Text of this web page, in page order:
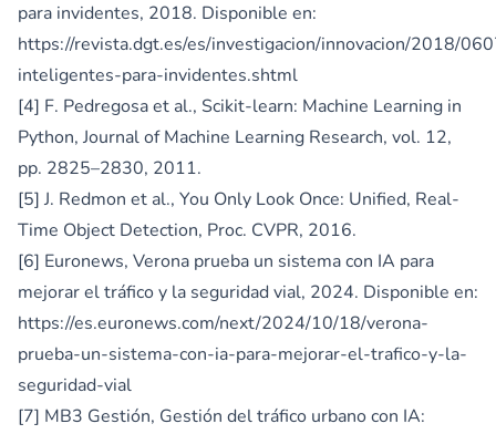
para invidentes, 2018. Disponible en:
https://revista.dgt.es/es/investigacion/innovacion/2018/
inteligentes-para-invidentes.shtml
[4] F. Pedregosa et al., Scikit-learn: Machine Learning in
Python, Journal of Machine Learning Research, vol. 12,
pp. 2825–2830, 2011.
[5] J. Redmon et al., You Only Look Once: Unified, Real-
Time Object Detection, Proc. CVPR, 2016.
[6] Euronews, Verona prueba un sistema con IA para
mejorar el tráfico y la seguridad vial, 2024. Disponible en:
https://es.euronews.com/next/2024/10/18/verona-
prueba-un-sistema-con-ia-para-mejorar-el-trafico-y-la-
seguridad-vial
[7] MB3 Gestión, Gestión del tráfico urbano con IA: